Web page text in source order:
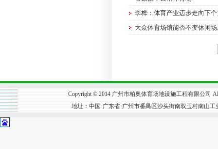
李桦：体育产业迈步走向下
大众体育场馆能否不变休闲
Copyright © 2014 广州市柏奥体育场地设施工程有限公司
地址：中国·广东省·广州市番禺区沙头街南双玉村南山工